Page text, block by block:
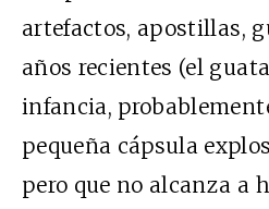
artefactos, apostillas,
años recientes (el
infancia,
pequeña cápsula
pero que no alcanza a